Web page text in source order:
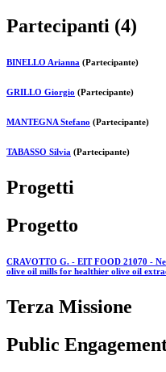
Partecipanti (4)
BINELLO Arianna (Partecipante)
GRILLO Giorgio (Partecipante)
MANTEGNA Stefano (Partecipante)
TABASSO Silvia (Partecipante)
Progetti
Progetto
CRAVOTTO G. - EIT FOOD 21070 -
olive oil mills for healthier olive oil
Terza Missione
Public